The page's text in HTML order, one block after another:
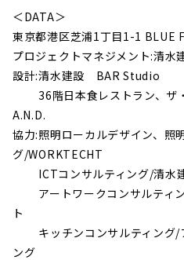
＜DATA＞
東京都港区芝浦1丁目1-1 BLUE
プロジェクトマネジメント:清水
設計:清水建設 BAR Studio
36階日本食レストラン、ザ
A.N.D.
協力:照明ローカルデザイン、照
グ/WORKTECHT
ICTコンサルティング/清水
アートワークコンサルティン
ト
キッチンコンサルティング/
ング